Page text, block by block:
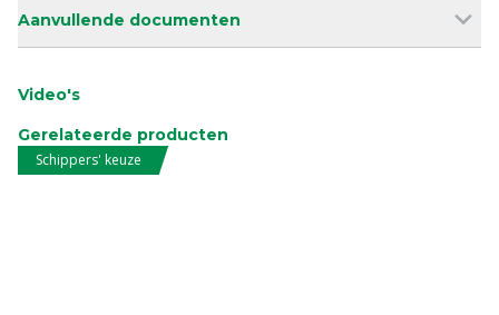
Aanvullende documenten
Video's
Gerelateerde producten
Schippers' keuze